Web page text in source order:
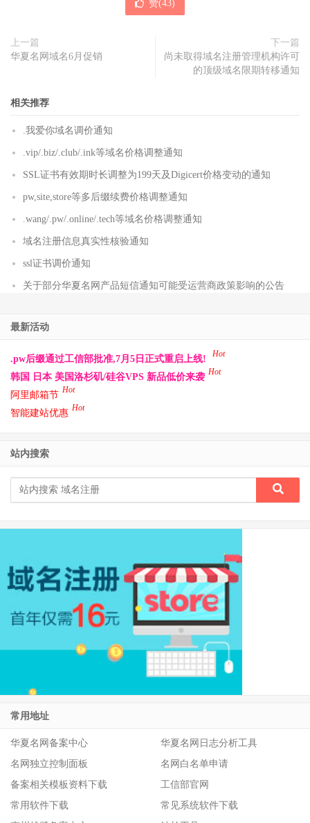
赞(43)
上一篇
华夏名网域名6月促销
下一篇
尚未取得域名注册管理机构许可
的顶级域名限期转移通知
相关推荐
.我爱你域名调价通知
.vip/.biz/.club/.ink等域名价格调整通知
SSL证书有效期时长调整为199天及Digicert价格变动的通知
pw,site,store等多后缀续费价格调整通知
.wang/.pw/.online/.tech等域名价格调整通知
域名注册信息真实性核验通知
ssl证书调价通知
关于部分华夏名网产品短信通知可能受运营商政策影响的公告
最新活动
.pw后缀通过工信部批准,7月5日正式重启上线! Hot
韩国 日本 美国洛杉矶/硅谷VPS 新品低价来袭 Hot
阿里邮箱节 Hot
智能建站优惠 Hot
站内搜索
常用地址
华夏名网备案中心
华夏名网日志分析工具
名网独立控制面板
名网白名单申请
备案相关模板资料下载
工信部官网
常用软件下载
常见系统软件下载